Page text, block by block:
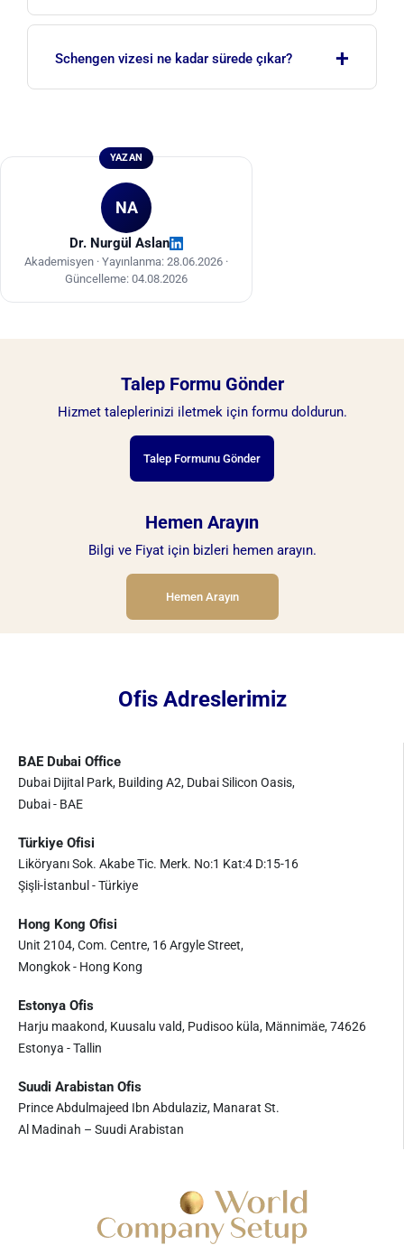
dahil değildir.
ülkesine yapılır. Süreler eşitse Schengen
Schengen vizesi ne kadar sürede çıkar? +
Seyahatten en az 3-4 hafta önce başvurmanız
YAZAN
NA
Dr. Nurgül Aslan
Akademisyen · Yayınlanma: 28.06.2026 ·
Güncelleme: 04.08.2026
Talep Formu Gönder
Hizmet taleplerinizi iletmek için formu doldurun.
Talep Formunu Gönder
Hemen Arayın
Bilgi ve Fiyat için bizleri hemen arayın.
Hemen Arayın
Ofis Adreslerimiz
BAE Dubai Office
Dubai Dijital Park, Building A2, Dubai Silicon Oasis,
Dubai - BAE
Türkiye Ofisi
Liköryanı Sok. Akabe Tic. Merk. No:1 Kat:4 D:15-16
Şişli-İstanbul - Türkiye
Hong Kong Ofisi
Unit 2104, Com. Centre, 16 Argyle Street,
Mongkok - Hong Kong
Estonya Ofis
Harju maakond, Kuusalu vald, Pudisoo küla, Männimäe, 74626
Estonya - Tallin
Suudi Arabistan Ofis
Prince Abdulmajeed Ibn Abdulaziz, Manarat St.
Al Madinah – Suudi Arabistan